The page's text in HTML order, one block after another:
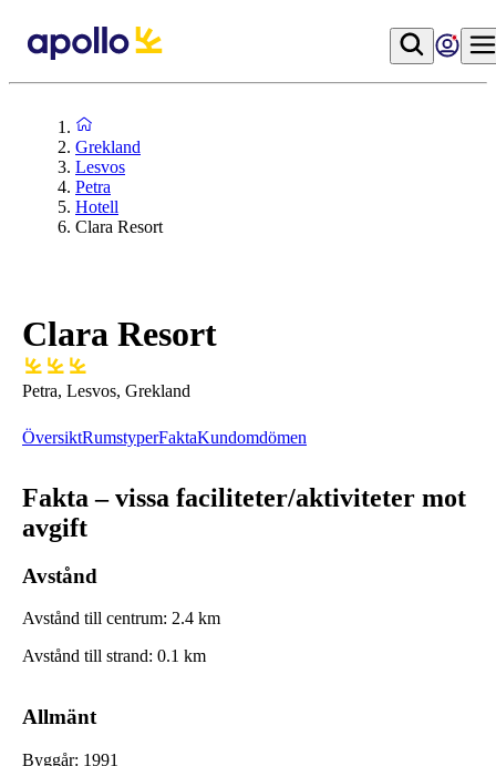
Grekland
Lesvos
Petra
Hotell
Clara Resort
Clara Resort
Petra, Lesvos, Grekland
ÖversiktRumstyperFaktaKundomdömen
Fakta – vissa faciliteter/aktiviteter mot
avgift
Avstånd
Avstånd till centrum: 2.4 km
Avstånd till strand: 0.1 km
Allmänt
Byggår: 1991